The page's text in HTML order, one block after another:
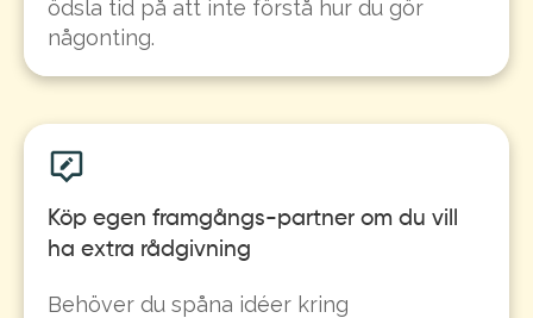
ödsla tid på att inte förstå hur du gör
någonting.
Köp egen framgångs-partner om du vill
ha extra rådgivning
Behöver du spåna idéer kring